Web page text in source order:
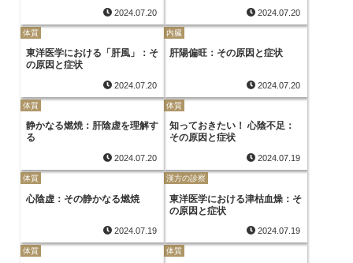
2024.07.20 2024.07.20
体質
東洋医学における「肝風」：そ
の原因と症状
2024.07.20
内臓
肝陽偏旺：その原因と症状
2024.07.20
体質
静かなる燃焼：肝陰虚を理解す
る
2024.07.20
体質
知っておきたい！ 心陰不足：
その原因と症状
2024.07.19
体質
心陰虚：その静かなる燃焼
2024.07.19
漢方の診察
東洋医学における津枯血燥：そ
の原因と症状
2024.07.19
体質 体質